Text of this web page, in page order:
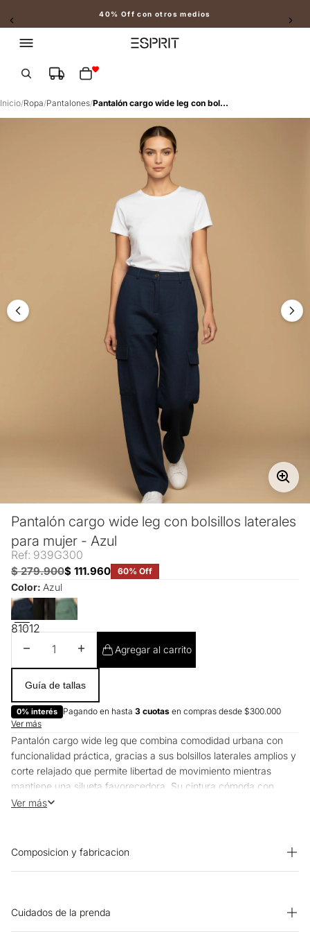
40% Off con otros medios
Slide 2 of 2
Inicio/Ropa/Pantalones/ Pantalón cargo wide leg con bolsillos laterales para mujer - Azul
Pantalón cargo wide leg con bolsillos laterales
para mujer - Azul
Ref: 939G300
$ 279.900$ 111.960 60% Off
Color: Azul
81012
Disminuir cantidadAumentar cantidad
Agregar al carrito
Guía de tallas
0% interés Pagando en hasta 3 cuotas en compras desde $300.000
Ver más
Pantalón cargo wide leg que combina comodidad urbana con
funcionalidad práctica, gracias a sus bolsillos laterales amplios y
corte relajado que permite libertad de movimiento mientras
mantiene una silueta favorecedora. Su cintura cómoda con
cierre frontal y detalles cargo lo convierten en una opción
¿Cómo se siente?
Ver más
Composicion y fabricacion
Cuidados de la prenda